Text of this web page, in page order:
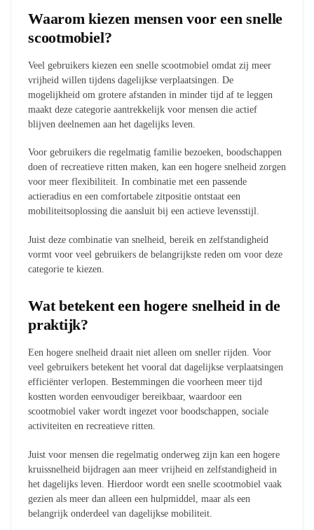
Waarom kiezen mensen voor een snelle
scootmobiel?
Veel gebruikers kiezen een snelle scootmobiel omdat zij meer
vrijheid willen tijdens dagelijkse verplaatsingen. De
mogelijkheid om grotere afstanden in minder tijd af te leggen
maakt deze categorie aantrekkelijk voor mensen die actief
blijven deelnemen aan het dagelijks leven.
Voor gebruikers die regelmatig familie bezoeken, boodschappen
doen of recreatieve ritten maken, kan een hogere snelheid zorgen
voor meer flexibiliteit. In combinatie met een passende
actieradius en een comfortabele zitpositie ontstaat een
mobiliteitsoplossing die aansluit bij een actieve levensstijl.
Juist deze combinatie van snelheid, bereik en zelfstandigheid
vormt voor veel gebruikers de belangrijkste reden om voor deze
categorie te kiezen.
Wat betekent een hogere snelheid in de
praktijk?
Een hogere snelheid draait niet alleen om sneller rijden. Voor
veel gebruikers betekent het vooral dat dagelijkse verplaatsingen
efficiënter verlopen. Bestemmingen die voorheen meer tijd
kostten worden eenvoudiger bereikbaar, waardoor een
scootmobiel vaker wordt ingezet voor boodschappen, sociale
activiteiten en recreatieve ritten.
Juist voor mensen die regelmatig onderweg zijn kan een hogere
kruissnelheid bijdragen aan meer vrijheid en zelfstandigheid in
het dagelijks leven. Hierdoor wordt een snelle scootmobiel vaak
gezien als meer dan alleen een hulpmiddel, maar als een
belangrijk onderdeel van dagelijkse mobiliteit.